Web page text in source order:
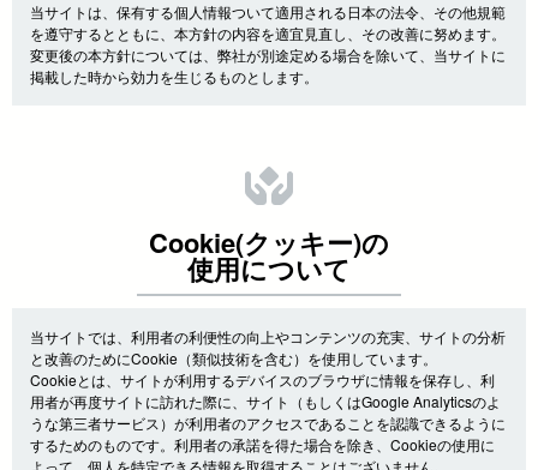
当サイトは、保有する個人情報ついて適用される日本の法令、その他規範
を遵守するとともに、本方針の内容を適宜見直し、その改善に努めます。
変更後の本方針については、弊社が別途定める場合を除いて、当サイトに
掲載した時から効力を生じるものとします。
Cookie(クッキー)の
使用について
当サイトでは、利用者の利便性の向上やコンテンツの充実、サイトの分析
と改善のためにCookie（類似技術を含む）を使用しています。
Cookieとは、サイトが利用するデバイスのブラウザに情報を保存し、利
用者が再度サイトに訪れた際に、サイト（もしくはGoogle Analyticsのよ
うな第三者サービス）が利用者のアクセスであることを認識できるように
するためのものです。利用者の承諾を得た場合を除き、Cookieの使用に
よって、個人を特定できる情報を取得することはございません。